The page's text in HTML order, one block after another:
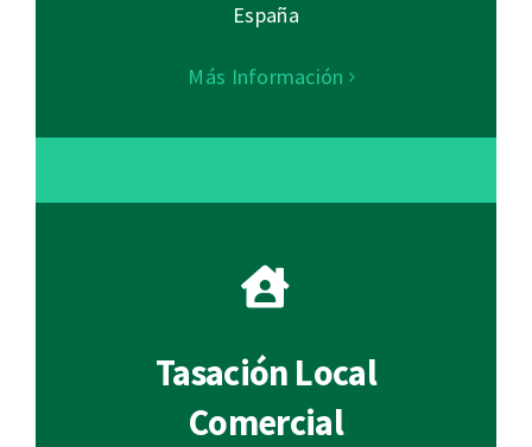
España
Más Información
Tasación Local
Comercial